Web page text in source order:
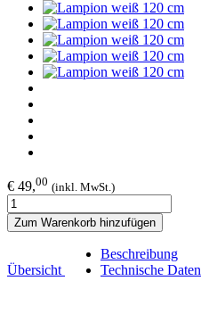
€ 49,00 (inkl. MwSt.)
Zum Warenkorb hinzufügen
Übersicht
Beschreibung
Technische Daten